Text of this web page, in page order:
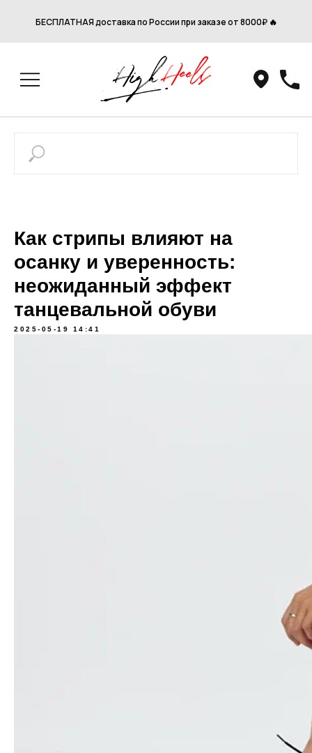
БЕСПЛАТНАЯ доставка по России при заказе от 8000₽ 🔥
Как стрипы влияют на
осанку и уверенность:
неожиданный эффект
танцевальной обуви
2025-05-19 14:41